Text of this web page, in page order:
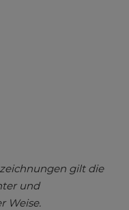
gilt die
und
Weise.